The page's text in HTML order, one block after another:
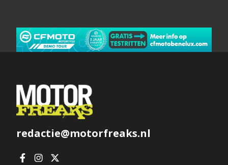
redactie@motorfreaks.nl